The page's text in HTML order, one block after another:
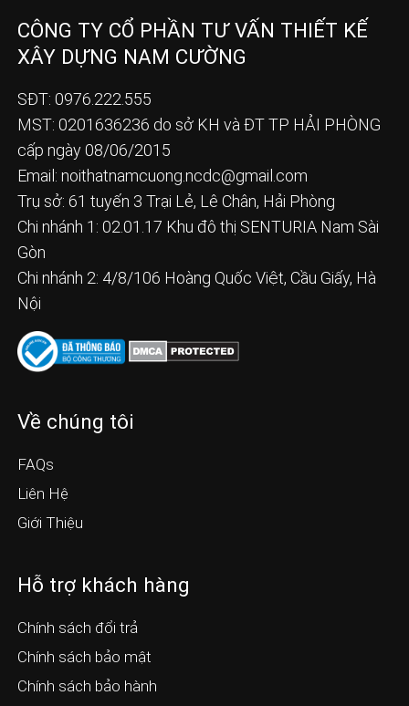
CÔNG TY CỔ PHẦN TƯ VẤN THIẾT KẾ
XÂY DỰNG NAM CƯỜNG
SĐT: 0976.222.555
MST: 0201636236 do sở KH và ĐT TP HẢI PHÒNG
cấp ngày 08/06/2015
Email: noithatnamcuong.ncdc@gmail.com
Trụ sở: 61 tuyến 3 Trại Lẻ, Lê Chân, Hải Phòng
Chi nhánh 1: 02.01.17 Khu đô thị SENTURIA Nam Sài
Gòn
Chi nhánh 2: 4/8/106 Hoàng Quốc Việt, Cầu Giấy, Hà
Nội
Về chúng tôi
FAQs
Liên Hệ
Giới Thiệu
Hỗ trợ khách hàng
Chính sách đổi trả
Chính sách bảo mật
Chính sách bảo hành